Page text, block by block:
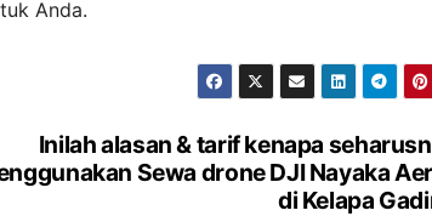
Anda.
Inilah alasan & tarif kenapa
Sewa drone DJI Nayaka
di Kelapa